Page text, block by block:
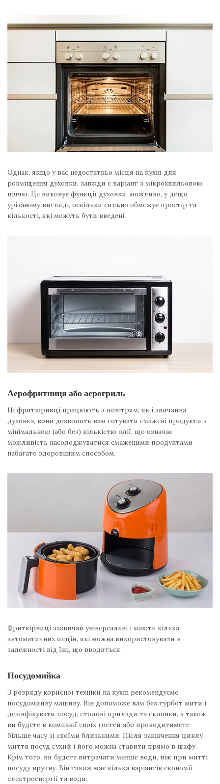
Однак, якщо у вас недостатньо місця на кухні для
розміщення духовки, завжди є варіант з мікрохвильовою
піччю. Це виконує функції духовки, можливо, у дещо
урізаному вигляді, оскільки сильно обмежує простір та
кількості, які можуть бути введені.
Аерофритниця або аерогриль
Ці фритюрниці працюють з повітрям, як і звичайна
духовка, вони дозволять вам готувати смажені продукти з
мінімальною (або без) кількістю олії, що означає
можливість насолоджуватися смаженими продуктами
набагато здоровішим способом.
Фритюрниці зазвичай універсальні і мають кілька
автоматичних опцій, які можна використовувати в
залежності від їжі, що вводиться.
Посудомийка
З розряду корисної техніки на кухні рекомендуємо
посудомийну машину. Він допоможе вам без турбот мити і
дезінфікувати посуд, столові прилади та склянки, а також
ви будете в компанії своїх гостей або проводитимете
більше часу зі своїми близькими. Після закінчення циклу
миття посуд сухий і його можна ставити прямо в шафу.
Крім того, ви будете витрачати менше води, ніж при митті
посуду вручну. Він також має кілька варіантів економії
електроенергії та води.